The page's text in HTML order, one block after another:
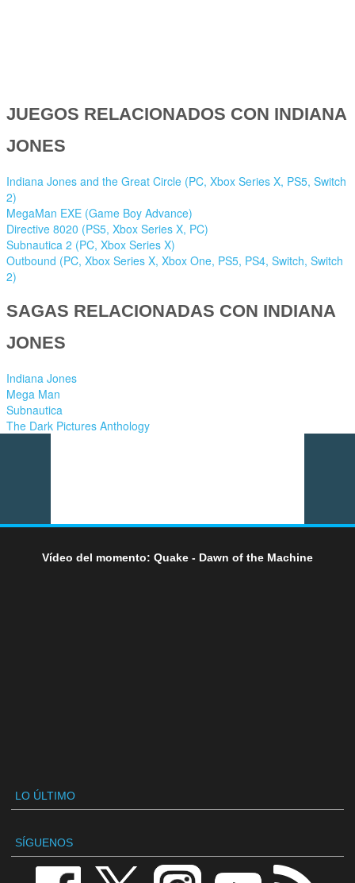
JUEGOS RELACIONADOS CON INDIANA
JONES
Indiana Jones and the Great Circle (PC, Xbox Series X, PS5, Switch
2)
MegaMan EXE (Game Boy Advance)
Directive 8020 (PS5, Xbox Series X, PC)
Subnautica 2 (PC, Xbox Series X)
Outbound (PC, Xbox Series X, Xbox One, PS5, PS4, Switch, Switch
2)
SAGAS RELACIONADAS CON INDIANA
JONES
Indiana Jones
Mega Man
Subnautica
The Dark Pictures Anthology
Vídeo del momento: Quake - Dawn of the Machine
LO ÚLTIMO
SÍGUENOS